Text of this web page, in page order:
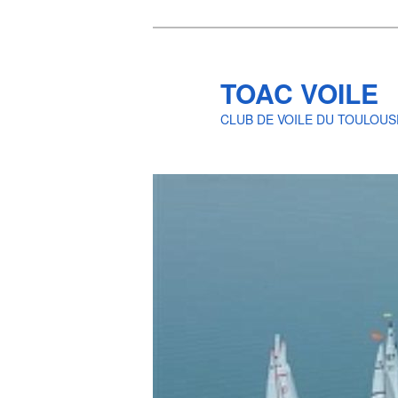
TOAC VOILE
CLUB DE VOILE DU